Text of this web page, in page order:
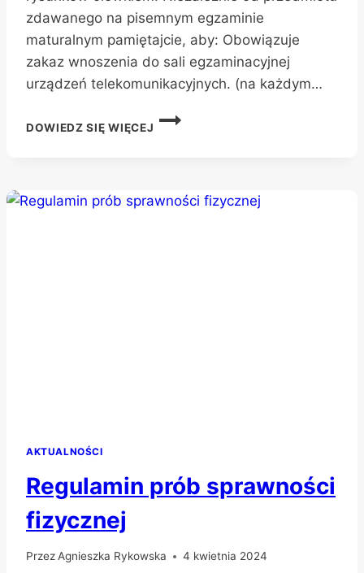
zdawanego na pisemnym egzaminie
maturalnym pamiętajcie, aby: Obowiązuje
zakaz wnoszenia do sali egzaminacyjnej
urządzeń telekomunikacyjnych. (na każdym…
DOWIEDZ SIĘ WIĘCEJ
PISEMNE
–
AKTUALNOŚCI
Regulamin prób sprawności
fizycznej
PrzezAgnieszka Rykowska 4 kwietnia 2024